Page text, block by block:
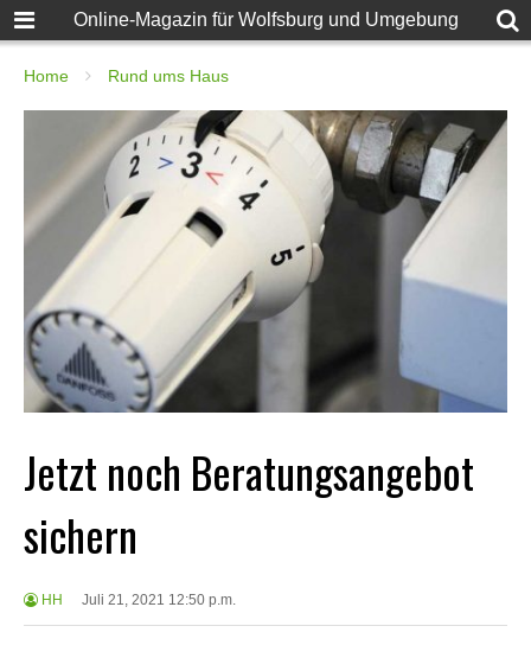
Online-Magazin für Wolfsburg und Umgebung
Home Rund ums Haus
Jetzt noch Beratungsangebot
sichern
HH Juli 21, 2021 12:50 p.m.